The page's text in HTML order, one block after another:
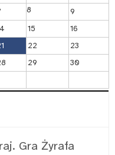
8
9
15
16
22
23
29
30
Gra Żyrafa